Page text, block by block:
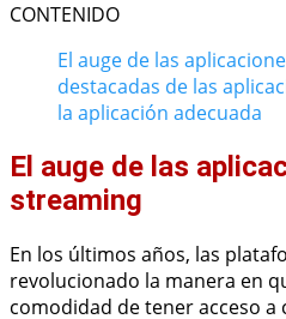
CONTENIDO
El auge de las
destacadas de las
la aplicación adecuada
El auge de las
streaming
En los últimos años, las
revolucionado la manera en
comodidad de tener acceso